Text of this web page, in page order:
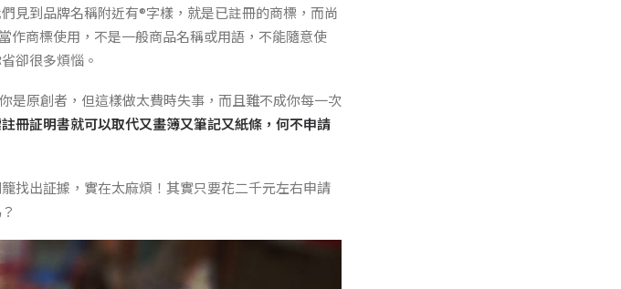
見到品牌名稱附近有®字樣，就是已註冊的商標，而尚
作商標使用，不是一般商品名稱或用語，不能隨意使
卻很多煩惱。
是原創者，但這樣做太費時失事，而且難不成你每一次
冊証明書就可以取代又畫簿又筆記又紙條，何不申請
找出証據，實在太麻煩！其實只要花二千元左右申請